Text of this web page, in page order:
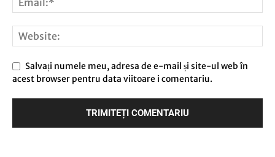
Salvați numele meu, adresa de e-mail și site-ul web în
acest browser pentru data viitoare i comentariu.